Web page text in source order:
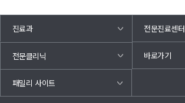
진료과 전문진료센터
전문클리닉 바로가기
패밀리 사이트